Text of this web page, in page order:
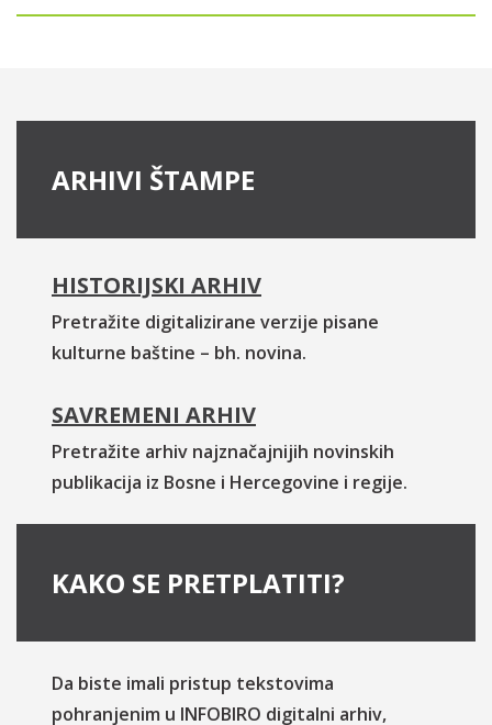
ARHIVI ŠTAMPE
HISTORIJSKI ARHIV
Pretražite digitalizirane verzije pisane
kulturne baštine – bh. novina.
SAVREMENI ARHIV
Pretražite arhiv najznačajnijih novinskih
publikacija iz Bosne i Hercegovine i regije.
KAKO SE PRETPLATITI?
Da biste imali pristup tekstovima
pohranjenim u INFOBIRO digitalni arhiv,